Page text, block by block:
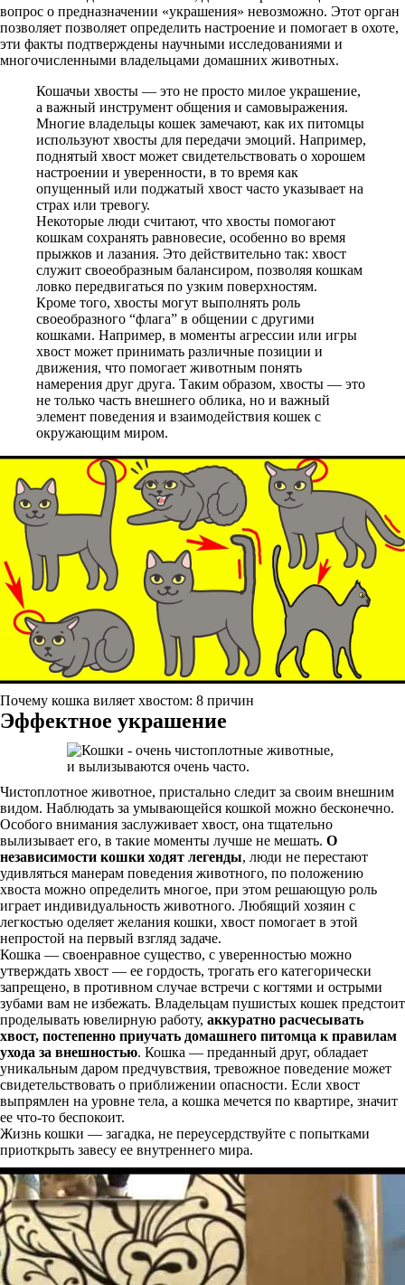
вопрос о предназначении «украшения» невозможно. Этот орган
позволяет позволяет определить настроение и помогает в охоте,
эти факты подтверждены научными исследованиями и
многочисленными владельцами домашних животных.
Кошачьи хвосты — это не просто милое украшение,
а важный инструмент общения и самовыражения.
Многие владельцы кошек замечают, как их питомцы
используют хвосты для передачи эмоций. Например,
поднятый хвост может свидетельствовать о хорошем
настроении и уверенности, в то время как
опущенный или поджатый хвост часто указывает на
страх или тревогу.
Некоторые люди считают, что хвосты помогают
кошкам сохранять равновесие, особенно во время
прыжков и лазания. Это действительно так: хвост
служит своеобразным балансиром, позволяя кошкам
ловко передвигаться по узким поверхностям.
Кроме того, хвосты могут выполнять роль
своеобразного “флага” в общении с другими
кошками. Например, в моменты агрессии или игры
хвост может принимать различные позиции и
движения, что помогает животным понять
намерения друг друга. Таким образом, хвосты — это
не только часть внешнего облика, но и важный
элемент поведения и взаимодействия кошек с
окружающим миром.
Почему кошка виляет хвостом: 8 причин
Эффектное украшение
Чистоплотное животное, пристально следит за своим внешним
видом. Наблюдать за умывающейся кошкой можно бесконечно.
Особого внимания заслуживает хвост, она тщательно
вылизывает его, в такие моменты лучше не мешать. О
независимости кошки ходят легенды, люди не перестают
удивляться манерам поведения животного, по положению
хвоста можно определить многое, при этом решающую роль
играет индивидуальность животного. Любящий хозяин с
легкостью оделяет желания кошки, хвост помогает в этой
непростой на первый взгляд задаче.
Кошка — своенравное существо, с уверенностью можно
утверждать хвост — ее гордость, трогать его категорически
запрещено, в противном случае встречи с когтями и острыми
зубами вам не избежать. Владельцам пушистых кошек предстоит
проделывать ювелирную работу, аккуратно расчесывать
хвост, постепенно приучать домашнего питомца к правилам
ухода за внешностью. Кошка — преданный друг, обладает
уникальным даром предчувствия, тревожное поведение может
свидетельствовать о приближении опасности. Если хвост
выпрямлен на уровне тела, а кошка мечется по квартире, значит
ее что-то беспокоит.
Жизнь кошки — загадка, не переусердствуйте с попытками
приоткрыть завесу ее внутреннего мира.